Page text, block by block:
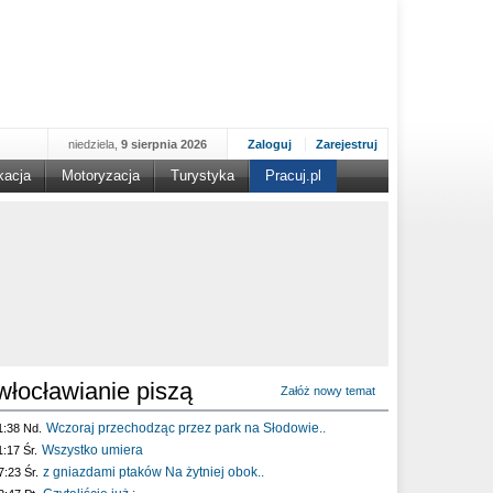
Zaloguj Zarejestruj
niedziela, 9 sierpnia 2026
Motoryzacja Turystyka Pracuj.pl
piszą Załóż nowy temat
Nd. Wczoraj przechodząc przez park na Słodowie..
Śr. Wszystko umiera
Śr. z gniazdami ptaków Na żytniej obok..